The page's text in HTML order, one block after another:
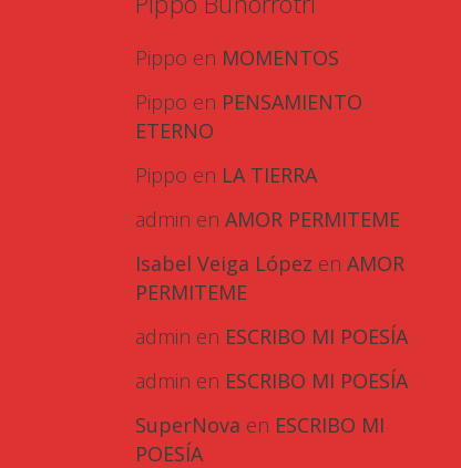
Pippo en MOMENTOS
Pippo en PENSAMIENTO
ETERNO
Pippo en LA TIERRA
admin en AMOR PERMITEME
Isabel Veiga López en AMOR
PERMITEME
admin en ESCRIBO MI POESÍA
admin en ESCRIBO MI POESÍA
SuperNova en ESCRIBO MI
POESÍA